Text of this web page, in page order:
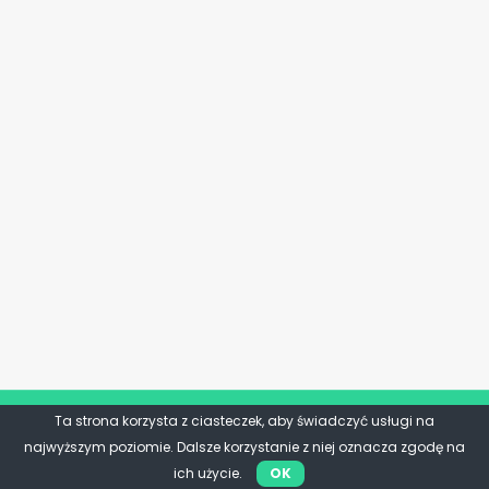
Ta strona korzysta z ciasteczek, aby świadczyć usługi na
najwyższym poziomie. Dalsze korzystanie z niej oznacza zgodę na
ich użycie.
OK